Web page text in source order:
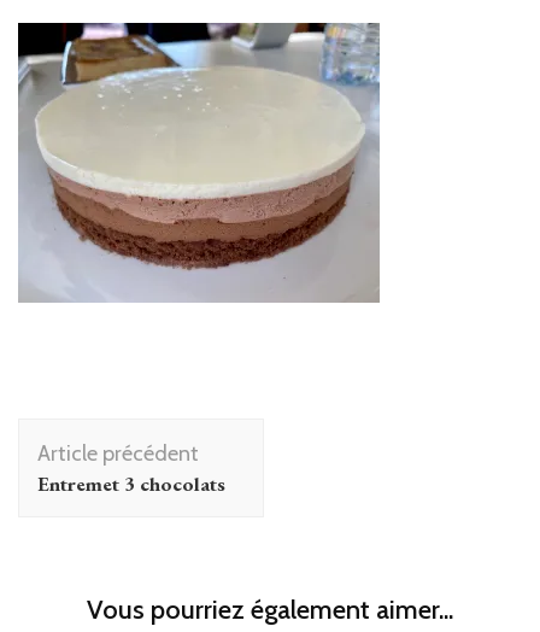
Navigation
d'article
Article précédent
Entremet 3 chocolats
Vous pourriez également aimer...